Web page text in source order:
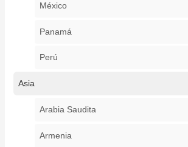
México
Panamá
Perú
Asia
Arabia Saudita
Armenia